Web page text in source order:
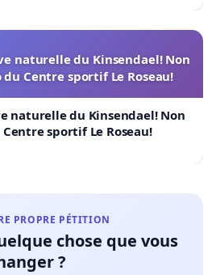
naturelle du Kinsendael! Non
Centre sportif Le Roseau!
naturelle du Kinsendael! Non
sportif Le Roseau!
PROPRE PÉTITION
chose que vous
?